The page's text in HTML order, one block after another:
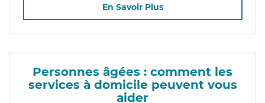
En Savoir Plus
Personnes âgées : comment les
services à domicile peuvent vous
aider